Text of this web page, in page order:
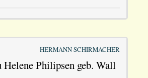
HERMANN SCHIRMACHER
Helene Philipsen geb. Wall